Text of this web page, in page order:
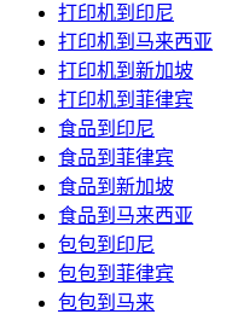
打印机到印尼
打印机到马来西亚
打印机到新加坡
打印机到菲律宾
食品到印尼
食品到菲律宾
食品到新加坡
食品到马来西亚
包包到印尼
包包到菲律宾
包包到马来